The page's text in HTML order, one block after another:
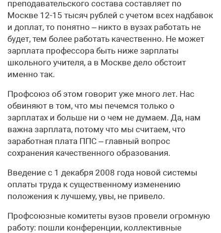
преподавательского состава составляет по
Москве 12-15 тысяч рублей с учетом всех надбавок
и доплат, то понятно – никто в вузах работать не
будет, тем более работать качественно. Не может
зарплата профессора быть ниже зарплаты
школьного учителя, а в Москве дело обстоит
именно так.
Профсоюз об этом говорит уже много лет. Нас
обвиняют в том, что мы печемся только о
зарплатах и больше ни о чем не думаем. Да, нам
важна зарплата, потому что мы считаем, что
заработная плата ППС – главный вопрос
сохранения качественного образования.
Введение с 1 декабря 2008 года новой системы
оплаты труда к существенному изменению
положения к лучшему, увы, не привело.
Профсоюзные комитеты вузов провели огромную
работу: пошли конференции, коллективные